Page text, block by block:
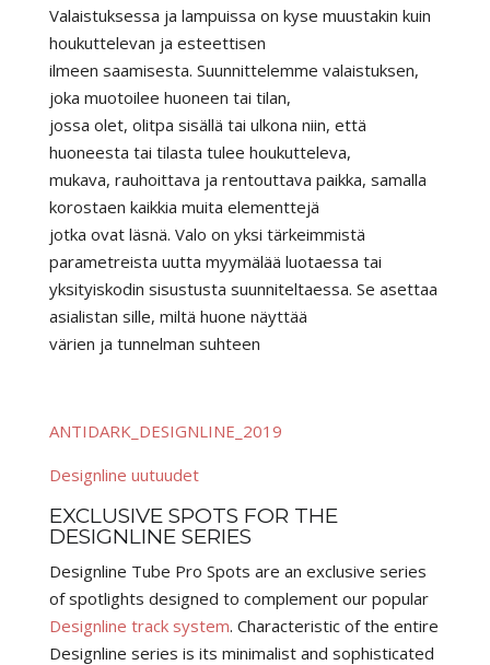
Valaistuksessa ja lampuissa on kyse muustakin kuin
houkuttelevan ja esteettisen
ilmeen saamisesta. Suunnittelemme valaistuksen,
joka muotoilee huoneen tai tilan,
jossa olet, olitpa sisällä tai ulkona niin, että
huoneesta tai tilasta tulee houkutteleva,
mukava, rauhoittava ja rentouttava paikka, samalla
korostaen kaikkia muita elementtejä
jotka ovat läsnä. Valo on yksi tärkeimmistä
parametreista uutta myymälää luotaessa tai
yksityiskodin sisustusta suunniteltaessa. Se asettaa
asialistan sille, miltä huone näyttää
värien ja tunnelman suhteen
ANTIDARK_DESIGNLINE_2019
Designline uutuudet
EXCLUSIVE SPOTS FOR THE
DESIGNLINE SERIES
Designline Tube Pro Spots are an exclusive series
of spotlights designed to complement our popular
Designline track system. Characteristic of the entire
Designline series is its minimalist and sophisticated